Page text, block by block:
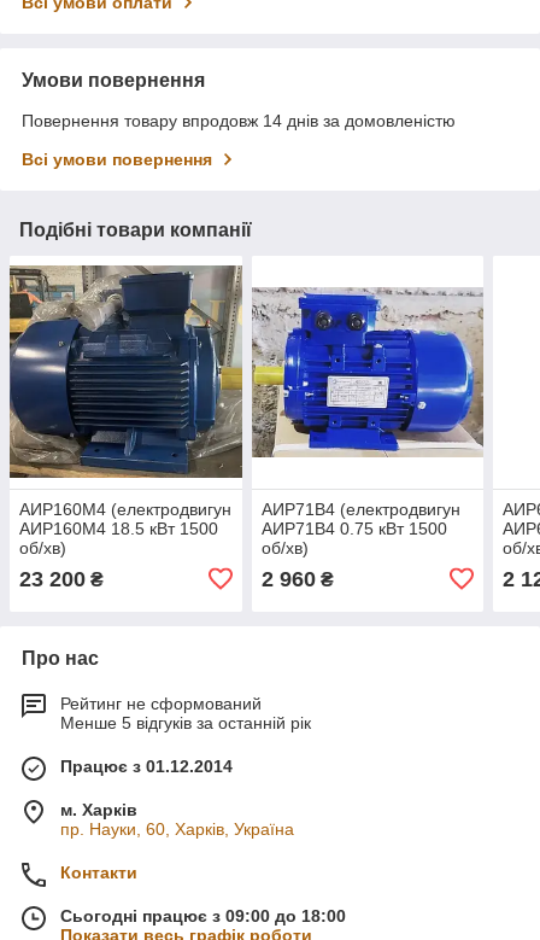
Умови повернення
Повернення товару впродовж 14 днів за домовленістю
Всі умови повернення
Подібні товари компанії
АИР160М4 (електродвигун
АИР160М4 18.5 кВт 1500
об/хв)
23 200 ₴
АИР71В4 (електродвигун
АИР71В4 0.75 кВт 1500
об/хв)
2 960₴
об/
2
Про нас
Рейтинг не сформований
Менше 5 відгуків за останній рік
Працює з 01.12.2014
м. Харків
пр. Науки, 60, Харків, Україна
Контакти
Сьогодні працює з 09:00 до 18:00
Показати весь графік роботи